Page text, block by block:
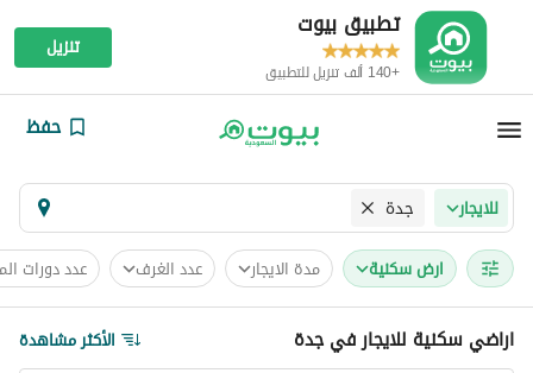
تطبيق بيوت
+140 ألف تنزيل للتطبيق
تنزيل
حفظ
للايجار جدة
ارض سكنية مدة الايجار عدد الغرف عدد دورات
اراضي سكنية للايجار في جدة الأكثر مشاهدة